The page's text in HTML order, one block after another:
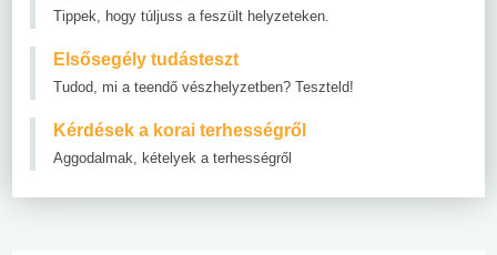
Tippek, hogy túljuss a feszült helyzeteken.
Elsősegély tudásteszt
Tudod, mi a teendő vészhelyzetben? Teszteld!
Kérdések a korai terhességről
Aggodalmak, kételyek a terhességről